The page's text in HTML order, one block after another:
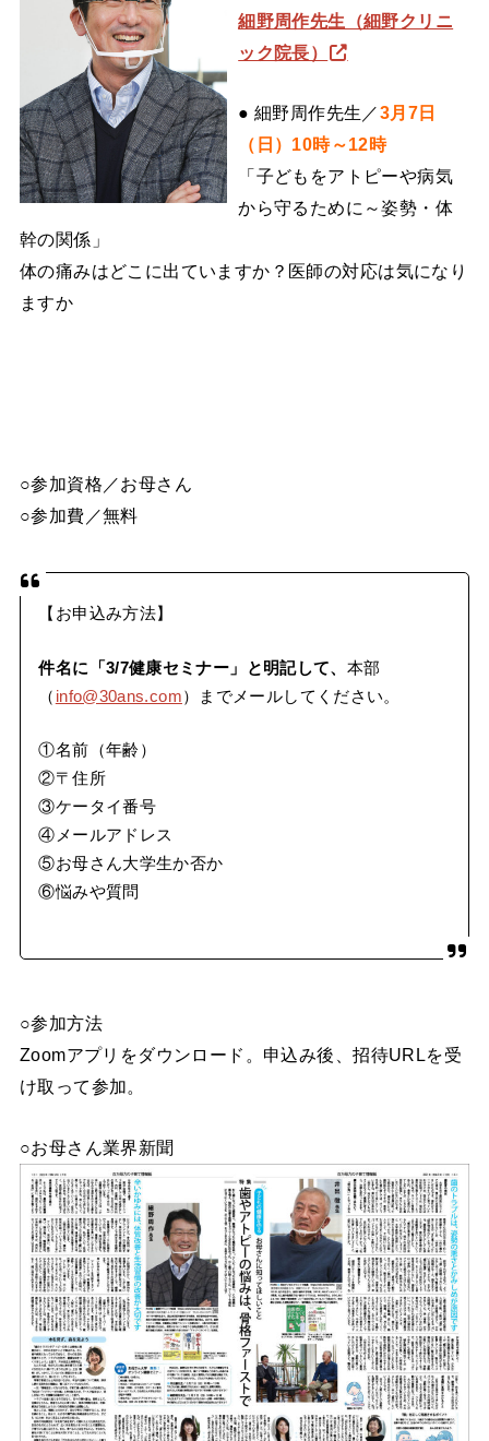
細野周作先生（細野クリニ
ック院長）
● 細野周作先生／3月7日
（日）10時～12時
「子どもをアトピーや病気
から守るために～姿勢・体
幹の関係」
体の痛みはどこに出ていますか？医師の対応は気になり
ますか
○参加資格／お母さん
○参加費／無料
【お申込み方法】
件名に「3/7健康セミナー」と明記して、 本部
（ info@30ans.com）までメールしてください。
①名前（年齢）
②〒住所
③ケータイ番号
④メールアドレス
⑤お母さん大学生か否か
⑥悩みや質問
○参加方法
Zoomアプリをダウンロード。申込み後、招待URLを受
け取って参加。
○お母さん業界新聞